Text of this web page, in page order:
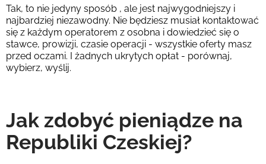
Tak, to nie jedyny sposób , ale jest najwygodniejszy i
najbardziej niezawodny. Nie będziesz musiał kontaktować
się z każdym operatorem z osobna i dowiedzieć się o
stawce, prowizji, czasie operacji - wszystkie oferty masz
przed oczami. I żadnych ukrytych opłat - porównaj,
wybierz, wyślij.
Jak zdobyć pieniądze na
Republiki Czeskiej?